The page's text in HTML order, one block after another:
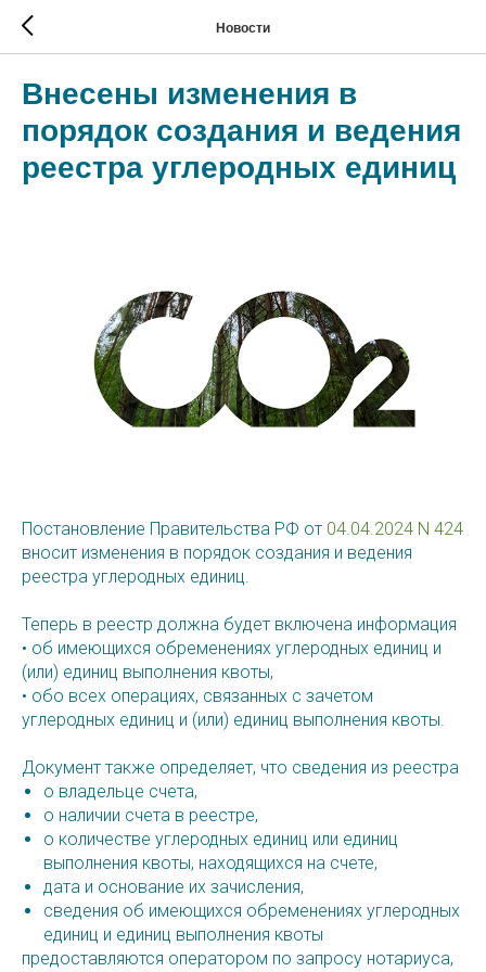
Новости
Внесены изменения в
порядок создания и ведения
реестра углеродных единиц
Постановление Правительства РФ от 04.04.2024 N 424
вносит изменения в порядок создания и ведения
реестра углеродных единиц.
Теперь в реестр должна будет включена информация
• об имеющихся обременениях углеродных единиц и
(или) единиц выполнения квоты,
• обо всех операциях, связанных с зачетом
углеродных единиц и (или) единиц выполнения квоты.
Документ также определяет, что сведения из реестра
о владельце счета,
о наличии счета в реестре,
о количестве углеродных единиц или единиц
выполнения квоты, находящихся на счете,
дата и основание их зачисления,
сведения об имеющихся обременениях углеродных
единиц и единиц выполнения квоты
предоставляются оператором по запросу нотариуса,